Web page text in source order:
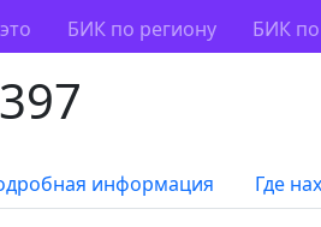
БИК по региону БИК
информация Где